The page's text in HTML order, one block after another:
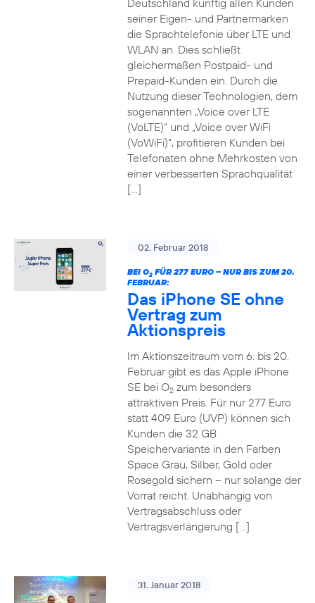
Deutschland künftig allen Kunden
seiner Eigen- und Partnermarken
die Sprachtelefonie über LTE und
WLAN an. Dies schließt
gleichermaßen Postpaid- und
Prepaid-Kunden ein. Durch die
Nutzung dieser Technologien, dem
sogenannten „Voice over LTE
(VoLTE)“ und „Voice over WiFi
(VoWiFi)“, profitieren Kunden bei
Telefonaten ohne Mehrkosten von
einer verbesserten Sprachqualität
[…]
02. Februar 2018
BEI O2FÜR 277 EURO – NUR BIS ZUM 20.
FEBRUAR:
Das iPhone SE ohne
Vertrag zum
Aktionspreis
Im Aktionszeitraum vom 6. bis 20.
Februar gibt es das Apple iPhone
SE bei O2zum besonders
attraktiven Preis. Für nur 277 Euro
statt 409 Euro (UVP) können sich
Kunden die 32 GB
Speichervariante in den Farben
Space Grau, Silber, Gold oder
Rosegold sichern – nur solange der
Vorrat reicht. Unabhängig von
Vertragsabschluss oder
Vertragsverlängerung […]
31. Januar 2018